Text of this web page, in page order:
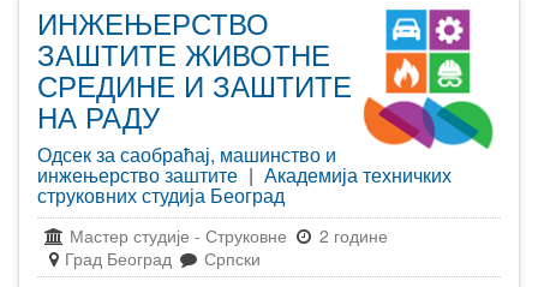
ИНЖЕЊЕРСТВО
ЗАШТИТЕ ЖИВОТНЕ
СРЕДИНЕ И ЗАШТИТЕ
НА РАДУ
Одсек за саобраћај, машинство и
инжењерство заштите | Академија техничких
струковних студија Београд
Мастер студије - Струковне
2 године
Град Београд
Српски